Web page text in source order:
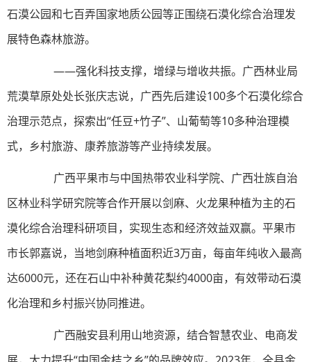
石漠公园和七百弄国家地质公园等正围绕石漠化综合治理发
展特色森林旅游。
——强化科技支撑，增绿与增收共振。广西林业局
荒漠草原处处长张庆志说，广西先后建设100多个石漠化综合
治理示范点，探索出“任豆+竹子”、山葡萄等10多种治理模
式，乡村旅游、康养旅游等产业持续发展。
广西平果市与中国热带农业科学院、广西壮族自治
区林业科学研究院等合作开展以剑麻、火龙果种植为主的石
漠化综合治理科研项目，实现生态和经济效益双赢。平果市
市长郭嘉说，当地剑麻种植面积近3万亩，每亩年纯收入最高
达6000元，还在石山中补种黄花梨约4000亩，有效带动石漠
化治理和乡村振兴协同推进。
广西融安县利用山地资源，结合智慧农业、电商发